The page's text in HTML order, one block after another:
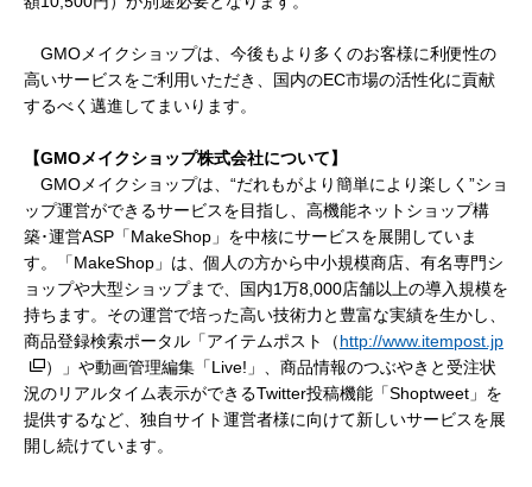
GMOメイクショップは、今後もより多くのお客様に利便性の
高いサービスをご利用いただき、国内のEC市場の活性化に貢献
するべく邁進してまいります。
【GMOメイクショップ株式会社について】
GMOメイクショップは、 “だれもがより簡単により楽しく”ショ
ップ運営ができるサービスを目指し、高機能ネットショップ構
築･運営ASP「MakeShop」を中核にサービスを展開していま
す。「MakeShop」は、個人の方から中小規模商店、有名専門シ
ョップや大型ショップまで、国内1万8,000店舗以上の導入規模を
持ちます。その運営で培った高い技術力と豊富な実績を生かし、
商品登録検索ポータル「アイテムポスト（http://www.itempost.jp
）」や動画管理編集「Live!」、商品情報のつぶやきと受注状
況のリアルタイム表示ができるTwitter投稿機能「Shoptweet」を
提供するなど、独自サイト運営者様に向けて新しいサービスを展
開し続けています。